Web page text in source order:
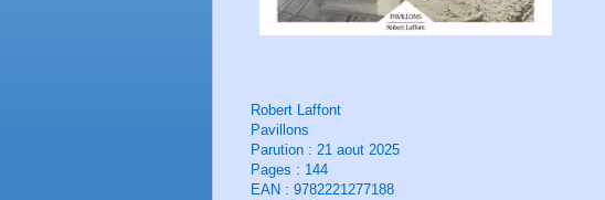
Robert Laffont
Pavillons
Parution : 21 aout 2025
Pages : 144
EAN : 9782221277188